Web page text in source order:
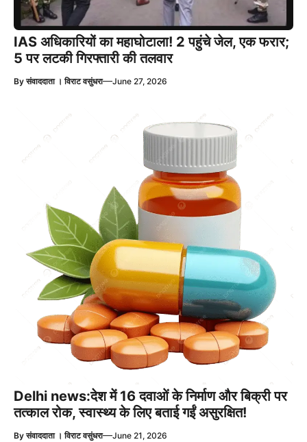
IAS अधिकारियों का महाघोटाला! 2 पहुंचे जेल, एक फरार;
5 पर लटकी गिरफ्तारी की तलवार
Byसंवाददाता । विराट वसुंधरा—June 27, 2026
Delhi news:देश में 16 दवाओं के निर्माण और बिक्री पर
तत्काल रोक, स्वास्थ्य के लिए बताई गईं असुरक्षित!
Byसंवाददाता । विराट वसुंधरा—June 21, 2026